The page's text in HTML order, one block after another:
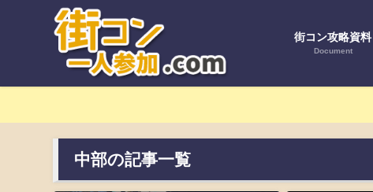
街コン攻略資料
Document
中部の記事一覧